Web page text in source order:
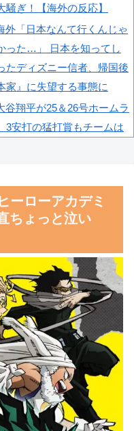
騒ぎ！【海外の反応】
外「日本なんて行くんじゃ
った…」 日本を知ってし
たディズニー信者、帰国後
家』に失望する事態に
谷翔平が25＆26号ホームラ
3安打の猛打賞もチームは
反応）
外「日本で初めて梅干しな
のを食べた」日本旅行で食
国人「韓国サッカー協会が
た国際試合の性的接待の全
こちら…」→「完全に買収
る…（ﾌﾞﾙﾌﾞﾙ」＝韓国の
国人「サッカーW杯 日本紙
ラジル戦のベンチ横の録音
開」 中国人「森保一は正
ーローアカデミ
ちょっと泣い